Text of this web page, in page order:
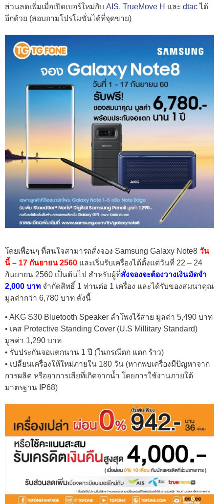
ส่วนลดเพิ่มเมื่อเปิดเบอร์ใหม่กับ AIS, TrueMove H และ dtacได้
อีกด้วย (สอบถามโปรโมชั่นได้ที่จุดขาย)
โดยเพื่อนๆ ที่สนใจสามารถสั่งจอง Samsung Galaxy Note8 วัน
นี้ – 17 กันยายน 2560 และเริ่มรับเครื่องได้ตั้งแต่วันที่ 22 – 24
กันยายน 2560 เป็นต้นไป สำหรับผู้ที่สั่งจองจะต้องวางเงินมัดจำ
2,000 บาท จำกัดสิทธิ์ 1 ท่านต่อ 1 เครื่อง และได้รับของสมนาคุณ
มูลค่ากว่า 6,780 บาท ดังนี้
• AKG S30 Bluetooth Speaker ลำโพงไร้สาย มูลค่า 5,490 บาท
• เคส Protective Standing Cover (U.S Millitary Standard)
มูลค่า 1,290 บาท
• รับประกันจอแตกนาน 1 ปี (ในกรณีตก แตก ร้าว)
• เปลี่ยนเครื่องให้ใหม่ภายใน 180 วัน (หากพบเครื่องมีปัญหาจาก
การผลิต หรืออาการเสียที่เกิดจากน้ำ โดยการใช้งานภายใต้
มาตรฐาน IP68)